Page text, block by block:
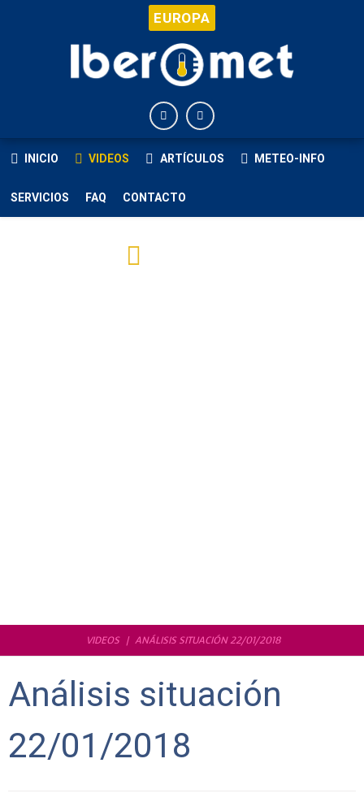
EUROPA
INICIO VIDEOS ARTÍCULOS METEO-INFO
SERVICIOS FAQ CONTACTO
VIDEOS ANÁLISIS SITUACIÓN 22/01/2018
Análisis situación
22/01/2018